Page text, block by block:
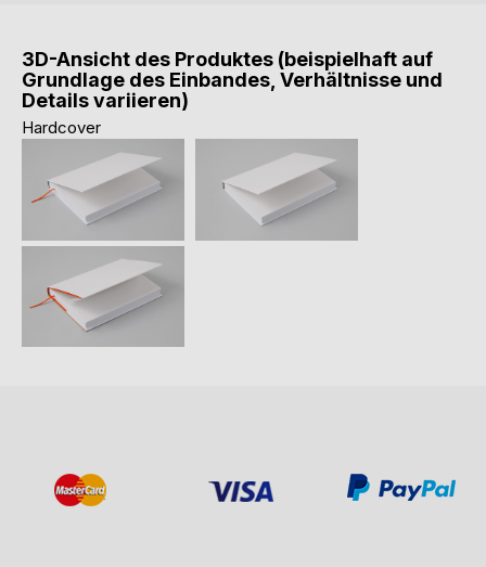
3D-Ansicht des Produktes (beispielhaft auf
Grundlage des Einbandes, Verhältnisse und
Details variieren)
Hardcover